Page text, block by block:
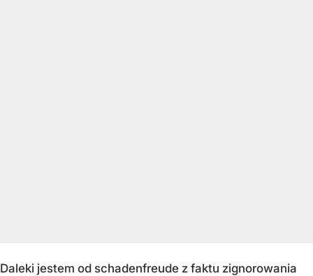
Daleki jestem od schadenfreude z faktu zignorowania